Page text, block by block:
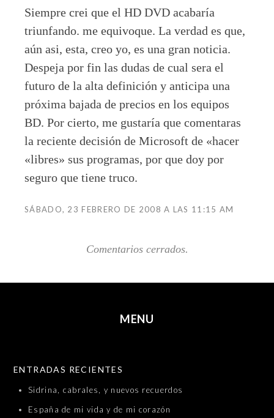
Siempre crei que el HD DVD acabaría
triunfando. me equivoque. La verdad es que,
aún asi, esta, creo yo, es una gran noticia.
Despeja por fin las dudas de cual sera el
futuro de la alta definición y anticipa una
próxima bajada de precios en los equipos
BD. Por cierto, me gustaría que comentaras
la reciente decisión de Microsoft de «hacer
«libres» sus programas, por que doy por
seguro que tiene truco.
SÁBADO, 23 FEBRERO DE 2008 A LAS 11:15 AM
Comentarios cerrados.
MENU
ENTRADAS RECIENTES
Sidrina, cabrales, y nuevos recuerdos
España de mi vida y de mi corazón